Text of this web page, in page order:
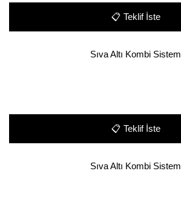
📋 Teklif İste
Sıva Altı Kombi Sistem
📋 Teklif İste
Sıva Altı Kombi Sistem